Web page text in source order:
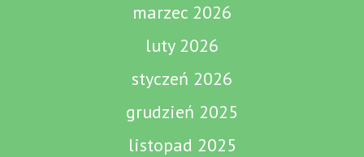
marzec 2026
luty 2026
styczeń 2026
grudzień 2025
listopad 2025